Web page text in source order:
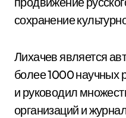
сохранение
Лихачев является
более 1000 научных
и руководил
организаций и